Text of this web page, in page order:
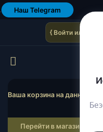
Наш Telegram
{ Войти или
Ваша корзина на данный
Перейти в магазин